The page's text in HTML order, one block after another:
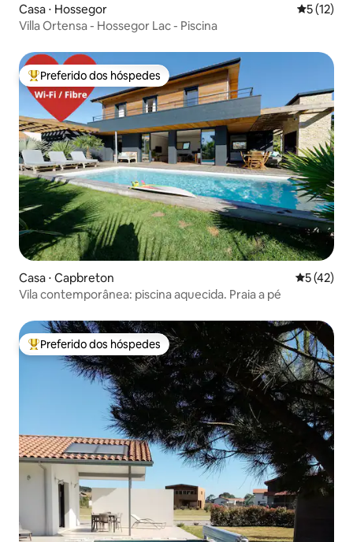
Casa ⋅ Hossegor 5 de uma
5 (12)
Villa Ortensa - Hossegor Lac - Piscina
Entre os melhores preferidos dos hóspedes
Preferido dos hóspedes
Casa ⋅ Capbreton 5 de uma
5 (42)
Vila contemporânea: piscina aquecida. Praia a pé
Entre os melhores preferidos dos hóspedes
Preferido dos hóspedes